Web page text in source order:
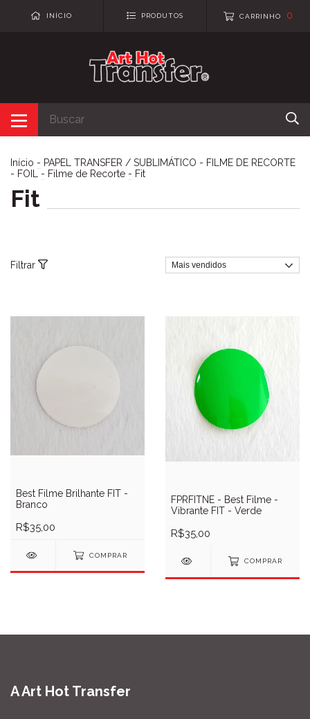
INÍCIO PRODUTOS CARRINHO 0
Início - PAPEL TRANSFER / SUBLIMÁTICO - FILME DE RECORTE
- FOIL
- Filme de Recorte - Fit
Fit
Filtrar
Best Filme Brilhante FIT -
Branco
R$35,00
COMPRAR
FPRFITNE - Best Filme -
Vibrante FIT - Verde
R$35,00
COMPRAR
A Art Hot Transfer